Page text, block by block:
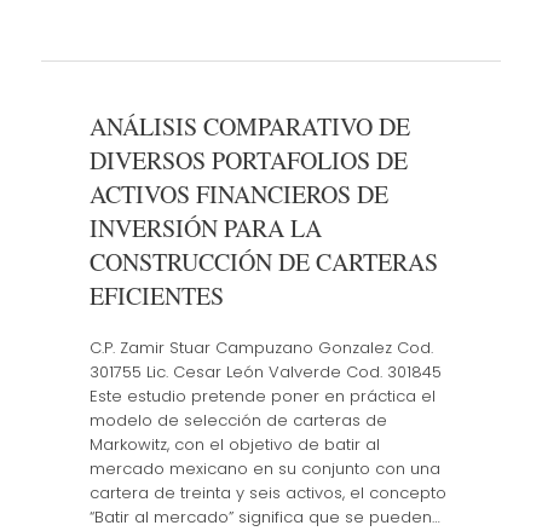
ANÁLISIS COMPARATIVO DE
DIVERSOS PORTAFOLIOS DE
ACTIVOS FINANCIEROS DE
INVERSIÓN PARA LA
CONSTRUCCIÓN DE CARTERAS
EFICIENTES
C.P. Zamir Stuar Campuzano Gonzalez Cod.
301755 Lic. Cesar León Valverde Cod. 301845
Este estudio pretende poner en práctica el
modelo de selección de carteras de
Markowitz, con el objetivo de batir al
mercado mexicano en su conjunto con una
cartera de treinta y seis activos, el concepto
“Batir al mercado” significa que se pueden…